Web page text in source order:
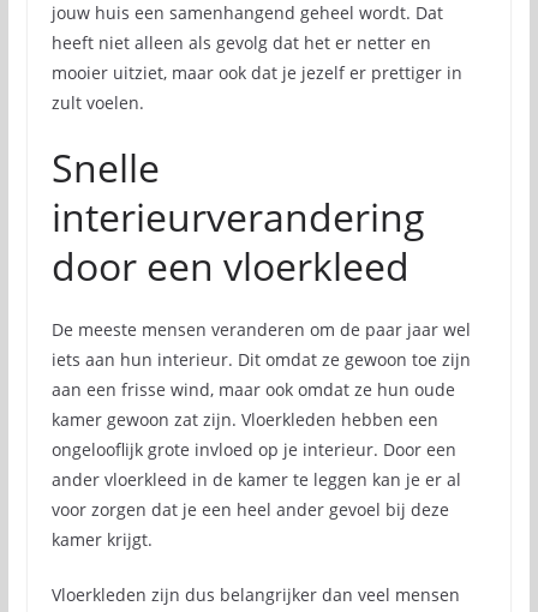
jouw huis een samenhangend geheel wordt. Dat
heeft niet alleen als gevolg dat het er netter en
mooier uitziet, maar ook dat je jezelf er prettiger in
zult voelen.
Snelle
interieurverandering
door een vloerkleed
De meeste mensen veranderen om de paar jaar wel
iets aan hun interieur. Dit omdat ze gewoon toe zijn
aan een frisse wind, maar ook omdat ze hun oude
kamer gewoon zat zijn. Vloerkleden hebben een
ongelooflijk grote invloed op je interieur. Door een
ander vloerkleed in de kamer te leggen kan je er al
voor zorgen dat je een heel ander gevoel bij deze
kamer krijgt.
Vloerkleden zijn dus belangrijker dan veel mensen